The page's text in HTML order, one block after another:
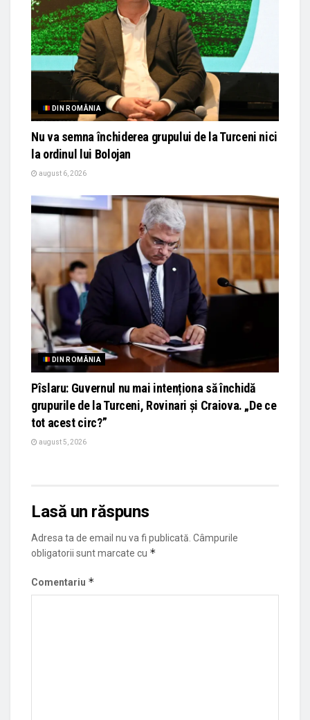
DIN ROMÂNIA
Nu va semna închiderea grupului de la Turceni nici
la ordinul lui Bolojan
august 6, 2026
DIN ROMÂNIA
Pîslaru: Guvernul nu mai intenționa să închidă
grupurile de la Turceni, Rovinari și Craiova. „De ce
tot acest circ?”
august 5, 2026
Lasă un răspuns
Adresa ta de email nu va fi publicată. Câmpurile
obligatorii sunt marcate cu *
Comentariu *